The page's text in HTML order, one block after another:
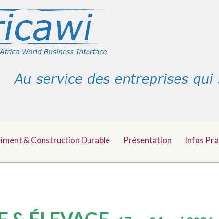
& Construction Durable Présentation Infos